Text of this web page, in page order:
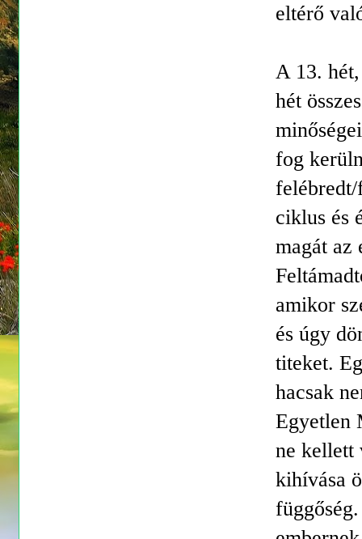
eltérő
A 13.
hét
fog
ciklus és
magát az
amikor
és úgy
titeket.
hacsak
Egyetlen
ne kellett
kihívása